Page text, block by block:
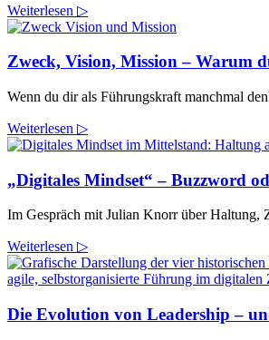
Weiterlesen ▷
Zweck, Vision, Mission – Warum
Wenn du dir als Führungskraft manchmal
Weiterlesen ▷
„Digitales Mindset“ – Buzzword
Im Gespräch mit Julian Knorr über Haltung,
Weiterlesen ▷
Die Evolution von Leadership –